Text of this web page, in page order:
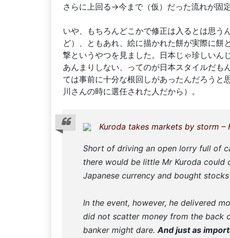
さらに上回る→今まで（仮）だった流れが固
いや、もちろんどこかで修正は入るとは思う
ど）、ともあれ、絵に描かれた餅が実際に
撃というやつを見ました。日本じゃ珍しいん
あんまりしない、ってのが日本スタイルだも
ては事前に十分な根回しがあったんだろうと
川さんの時に選任された人だから）。
Kuroda takes markets by storm –
Short of driving an open lorry full of
there would be little Mr Kuroda
Japanese currency and bought
In the event, however, he delivered
did not scatter money from the back
banker might dare.And just as